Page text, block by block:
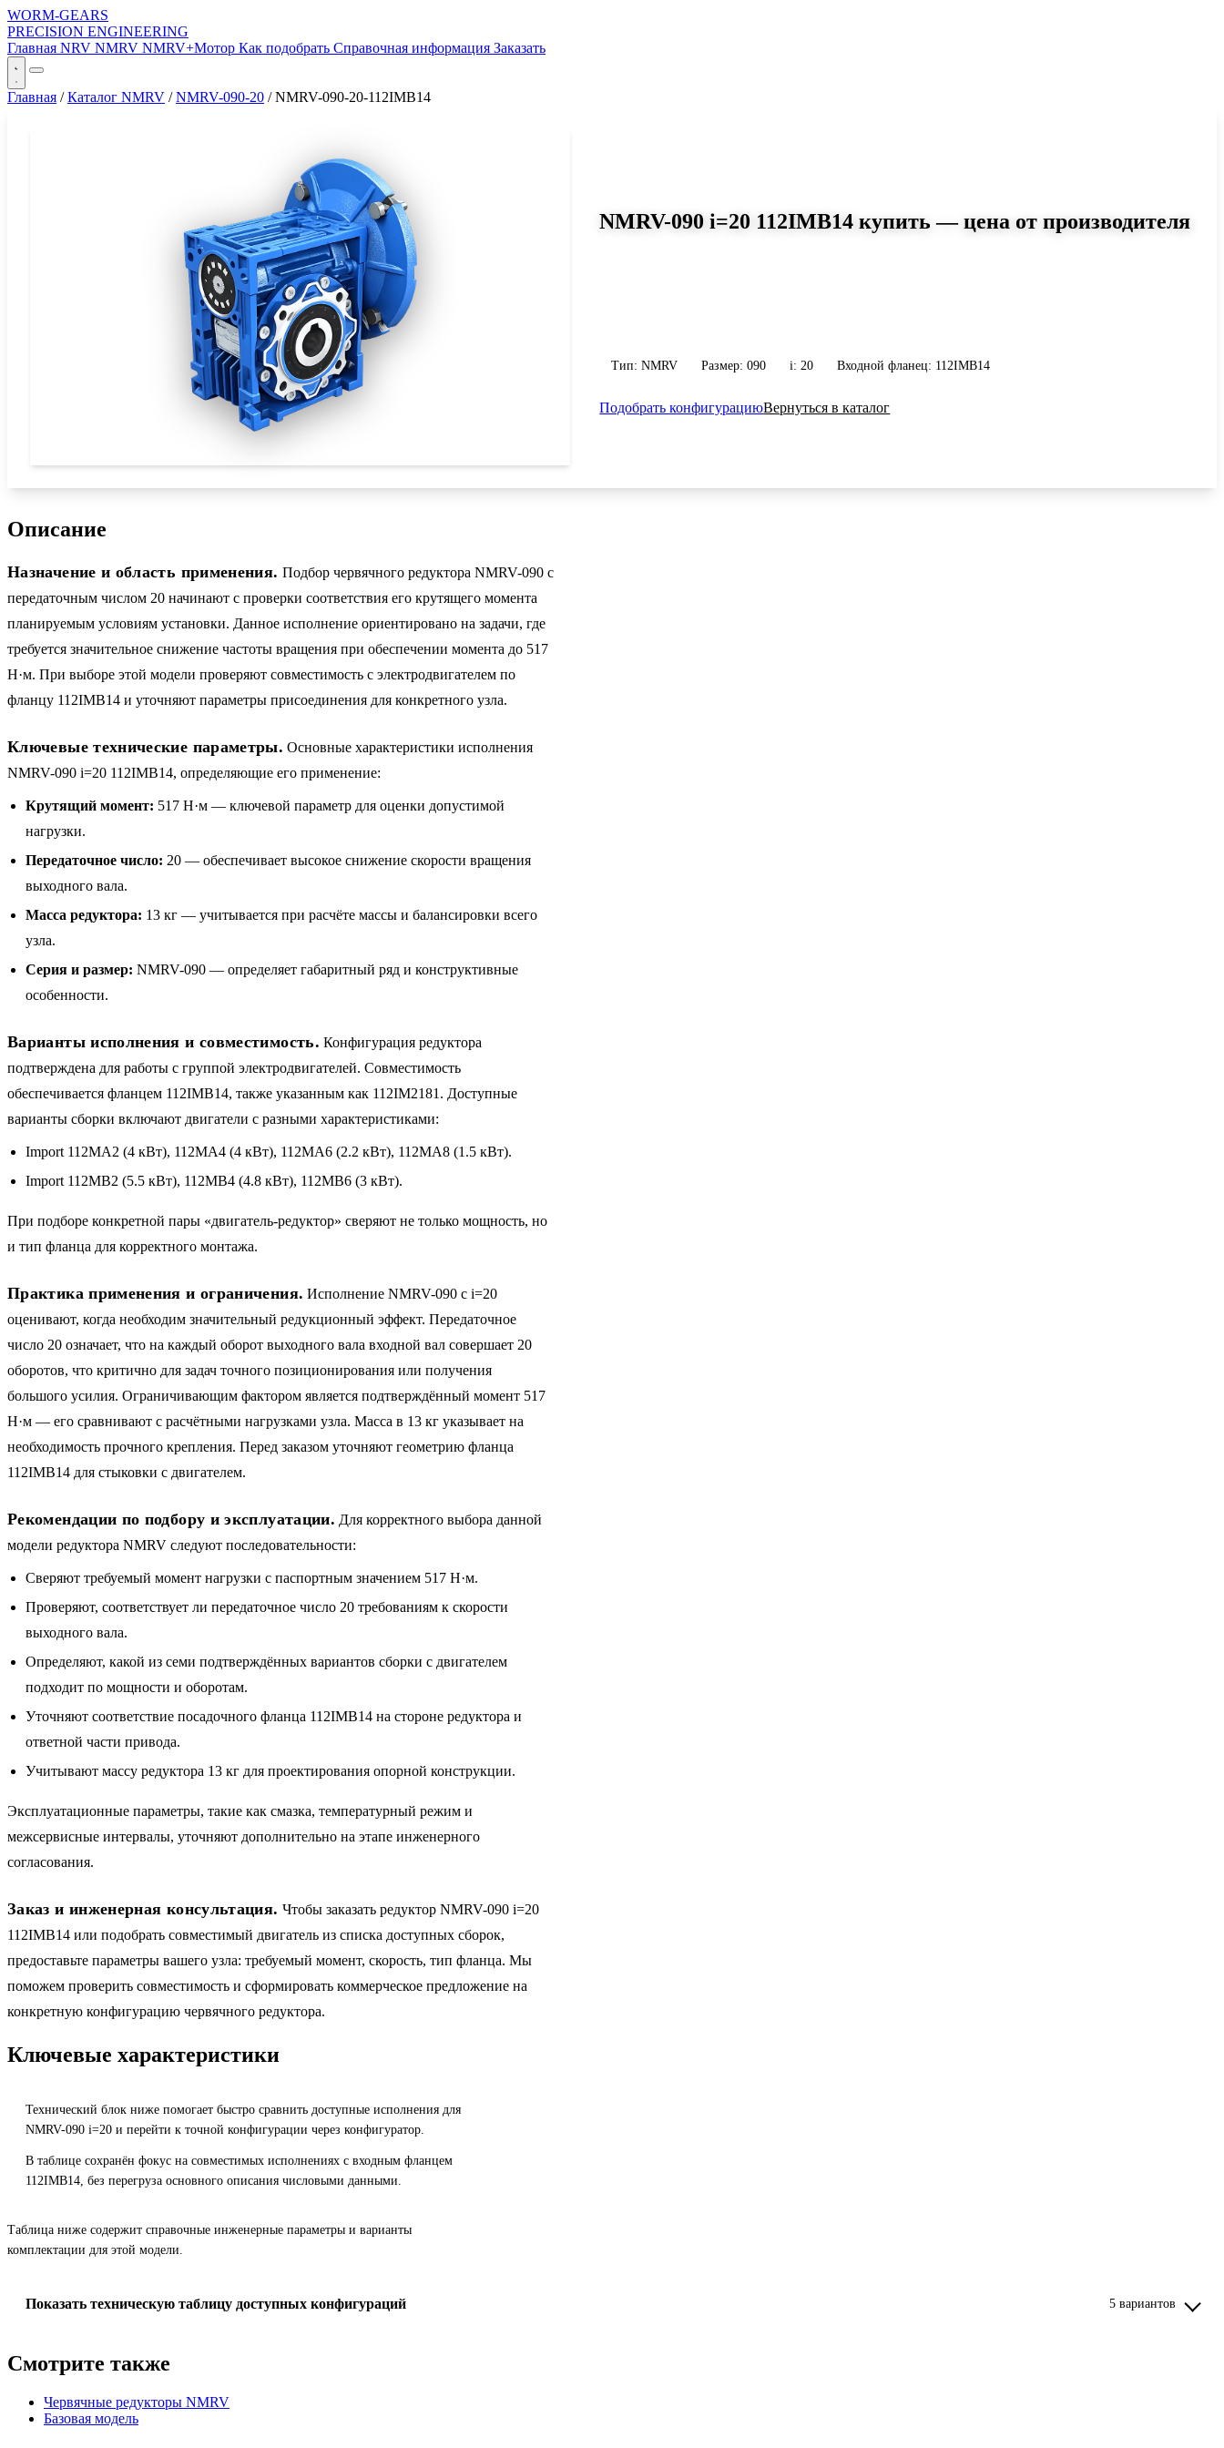
WORM-GEARS
PRECISION ENGINEERING
Главная NRV NMRV NMRV+Мотор Как подобрать Справочная информация Заказать
Главная / Каталог NMRV / NMRV-090-20 / NMRV-090-20-112IMB14
NMRV-090 i=20 112IMB14 купить — цена от производителя
Тип: NMRV Размер: 090 i: 20 Входной фланец: 112IMB14
Подобрать конфигурациюВернуться в каталог
Описание
Назначение и область применения. Подбор червячного редуктора NMRV-090 с
передаточным числом 20 начинают с проверки соответствия его крутящего момента
планируемым условиям установки. Данное исполнение ориентировано на задачи, где
требуется значительное снижение частоты вращения при обеспечении момента до 517
Н·м. При выборе этой модели проверяют совместимость с электродвигателем по
фланцу 112IMB14 и уточняют параметры присоединения для конкретного узла.
Ключевые технические параметры. Основные характеристики исполнения
NMRV-090 i=20 112IMB14, определяющие его применение:
Крутящий момент: 517 Н·м — ключевой параметр для оценки допустимой
нагрузки.
Передаточное число: 20 — обеспечивает высокое снижение скорости вращения
выходного вала.
Масса редуктора: 13 кг — учитывается при расчёте массы и балансировки всего
узла.
Серия и размер: NMRV-090 — определяет габаритный ряд и конструктивные
особенности.
Варианты исполнения и совместимость. Конфигурация редуктора
подтверждена для работы с группой электродвигателей. Совместимость
обеспечивается фланцем 112IMB14, также указанным как 112IM2181. Доступные
варианты сборки включают двигатели с разными характеристиками:
Import 112MA2 (4 кВт), 112MA4 (4 кВт), 112MA6 (2.2 кВт), 112MA8 (1.5 кВт).
Import 112MB2 (5.5 кВт), 112MB4 (4.8 кВт), 112MB6 (3 кВт).
При подборе конкретной пары «двигатель-редуктор» сверяют не только мощность, но
и тип фланца для корректного монтажа.
Практика применения и ограничения. Исполнение NMRV-090 с i=20
оценивают, когда необходим значительный редукционный эффект. Передаточное
число 20 означает, что на каждый оборот выходного вала входной вал совершает 20
оборотов, что критично для задач точного позиционирования или получения
большого усилия. Ограничивающим фактором является подтверждённый момент 517
Н·м — его сравнивают с расчётными нагрузками узла. Масса в 13 кг указывает на
необходимость прочного крепления. Перед заказом уточняют геометрию фланца
112IMB14 для стыковки с двигателем.
Рекомендации по подбору и эксплуатации. Для корректного выбора данной
модели редуктора NMRV следуют последовательности:
Сверяют требуемый момент нагрузки с паспортным значением 517 Н·м.
Проверяют, соответствует ли передаточное число 20 требованиям к скорости
выходного вала.
Определяют, какой из семи подтверждённых вариантов сборки с двигателем
подходит по мощности и оборотам.
Уточняют соответствие посадочного фланца 112IMB14 на стороне редуктора и
ответной части привода.
Учитывают массу редуктора 13 кг для проектирования опорной конструкции.
Эксплуатационные параметры, такие как смазка, температурный режим и
межсервисные интервалы, уточняют дополнительно на этапе инженерного
согласования.
Заказ и инженерная консультация. Чтобы заказать редуктор NMRV-090 i=20
112IMB14 или подобрать совместимый двигатель из списка доступных сборок,
предоставьте параметры вашего узла: требуемый момент, скорость, тип фланца. Мы
поможем проверить совместимость и сформировать коммерческое предложение на
конкретную конфигурацию червячного редуктора.
Ключевые характеристики
Технический блок ниже помогает быстро сравнить доступные исполнения для
NMRV-090 i=20 и перейти к точной конфигурации через конфигуратор.
В таблице сохранён фокус на совместимых исполнениях с входным фланцем
112IMB14, без перегруза основного описания числовыми данными.
Таблица ниже содержит справочные инженерные параметры и варианты
комплектации для этой модели.
Показать техническую таблицу доступных конфигураций 5 вариантов
Смотрите также
Червячные редукторы NMRV
Базовая модель